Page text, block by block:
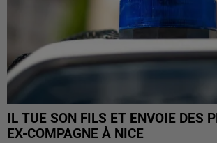
IL TUE SON FILS ET ENVOIE DES
EX-COMPAGNE À NICE